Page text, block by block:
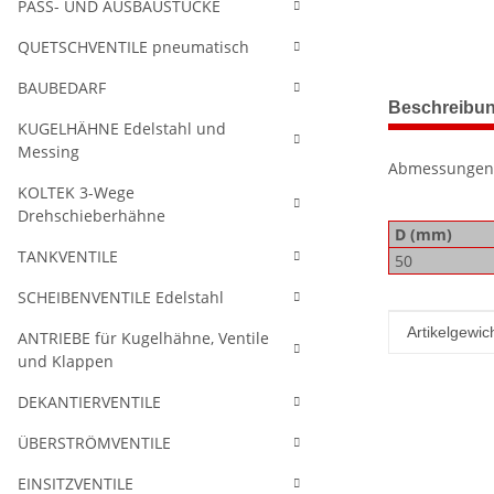
weitere
D (mm)
50
Wert
PASS- UND AUSBAUSTÜCKE
QUETSCHVENTILE pneumatisch
BAUBEDARF
KUGELHÄHNE Edelstahl und
Messing
KOLTEK 3-Wege
Drehschieberhähne
TANKVENTILE
SCHEIBENVENTILE Edelstahl
ANTRIEBE für Kugelhähne, Ventile
und Klappen
DEKANTIERVENTILE
ÜBERSTRÖMVENTILE
EINSITZVENTILE